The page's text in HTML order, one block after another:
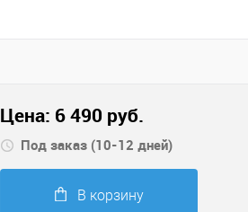
Цена: 6 490 руб.
Под заказ (10-12 дней)
В корзину